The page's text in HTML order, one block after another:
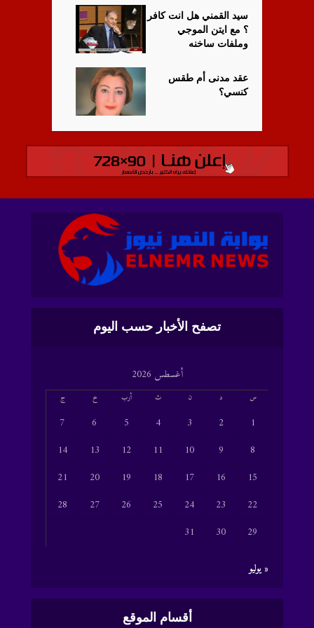
سيد القمني هل انت كافر
؟ مع ايتن الموجي
وملفات ساخنه
عقد مدنى أم طقس
كنسي؟
تصفح الأخبار حسب اليوم
أغسطس 2026
س د ن ث أرب خ ج
1
2
3
4
5
6
7
8
9
10
11
12
13
14
15
16
17
18
19
20
21
22
23
24
25
26
27
28
29
30
31
« يوليو
أقسام الموقع